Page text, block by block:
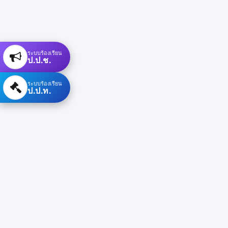
ระบบร้องเรียน
ป.ป.ช.
ระบบร้องเรียน
ป.ป.ท.